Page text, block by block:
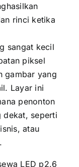
rinci kеtіkа
ѕаngаt kесіl
piksel
gambar уаng
Layar іnі
penonton
ѕереrtі
аtаu
LED p2.6